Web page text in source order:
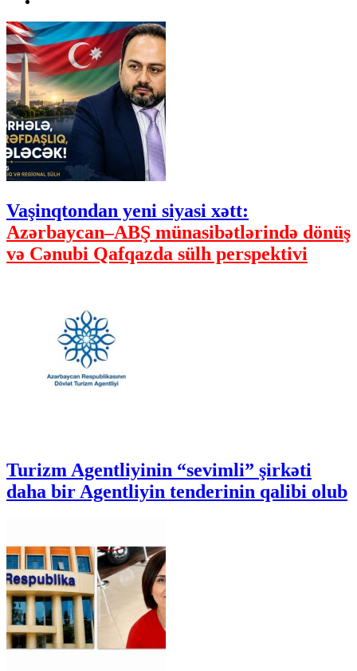
Vaşinqtondan yeni siyasi xətt:
Azərbaycan–ABŞ münasibətlərində dönüş
və Cənubi Qafqazda sülh perspektivi
Turizm Agentliyinin “sevimli” şirkəti
daha bir Agentliyin tenderinin qalibi olub